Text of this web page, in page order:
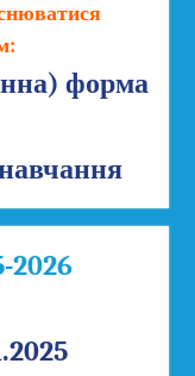
форма